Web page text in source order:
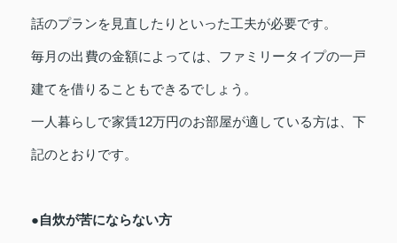
話のプランを見直したりといった工夫が必要です。
毎月の出費の金額によっては、ファミリータイプの一戸
建てを借りることもできるでしょう。
一人暮らしで家賃12万円のお部屋が適している方は、下
記のとおりです。
●自炊が苦にならない方